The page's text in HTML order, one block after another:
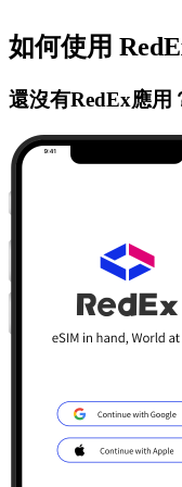
如何使用
還沒有RedEx應用